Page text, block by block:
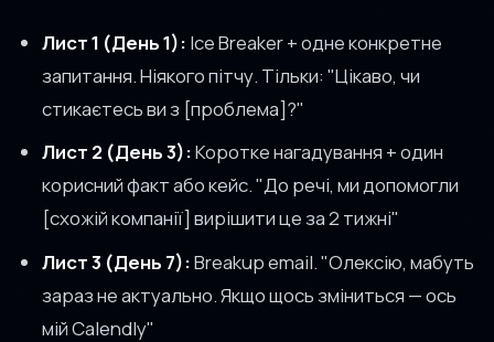
Лист 1 (День 1): Ice Breaker + одне конкретне
запитання. Ніякого пітчу. Тільки: "Цікаво, чи
стикаєтесь ви з [проблема]?"
Лист 2 (День 3):Коротке нагадування + один
корисний факт або кейс. "До речі, ми допомогли
[схожій компанії] вирішити це за 2 тижні"
Лист 3 (День 7):Breakup email. "Олексію, мабуть
зараз не актуально. Якщо щось зміниться — ось
мій Calendly"